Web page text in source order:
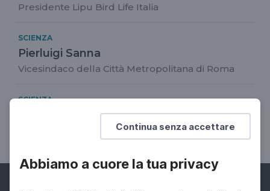
Continua senza accettare
Abbiamo a cuore la tua privacy
Presidente Lipu Bird Life Italia
SCIENZA
Pierluigi Sanna
Vicesindaco della Città Metropolitana di Roma
SCIENZA
Stefano Ciafani
Presidente nazionale Legambiente